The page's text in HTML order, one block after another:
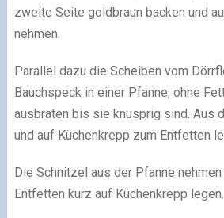
zweite Seite goldbraun backen und
nehmen.
Parallel dazu die Scheiben vom
Bauchspeck in einer Pfanne, ohne
ausbraten bis sie knusprig sind. Aus
und auf Küchenkrepp zum Entfetten
Die Schnitzel aus der Pfanne
Entfetten kurz auf Küchenkrepp legen.